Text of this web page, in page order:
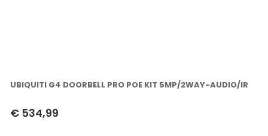
UBIQUITI G4 DOORBELL PRO POE KIT 5MP/2WAY-AUDIO/IR
€ 534,99